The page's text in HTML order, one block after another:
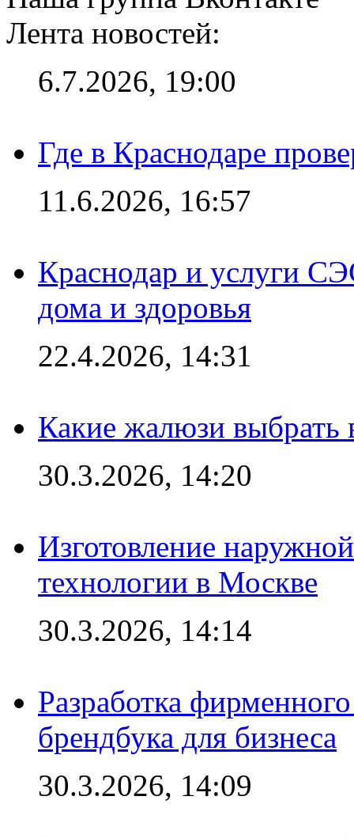
Лента новостей:
6.7.2026, 19:00
Где в Краснодаре
11.6.2026, 16:57
Краснодар и услуги
дома и здоровья
22.4.2026, 14:31
Какие жалюзи выбрать
30.3.2026, 14:20
Изготовление
технологии в Москве
30.3.2026, 14:14
Разработка
брендбука для бизнеса
30.3.2026, 14:09